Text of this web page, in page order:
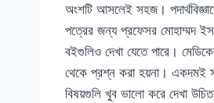
অংশটি আসলেই সহজ।
পত্রের জন্য প্রফেসর মোহাম্মদ
বইগুলিও দেখা যেতে পারে।
থেকে প্রশ্ন করা হয়না। একদমই
বিষয়গুলি খুব ভালো করে দেখা